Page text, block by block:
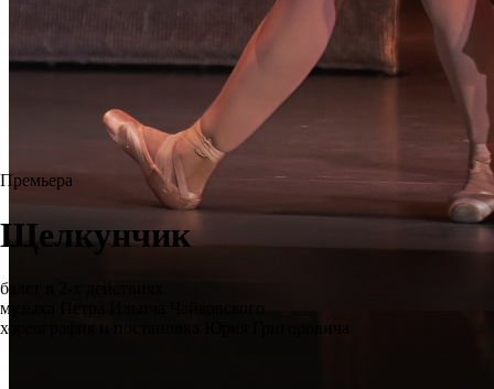
Премьера
Щелкунчик
балет в 2-х действиях
музыка Петра Ильича Чайковского
хореография и постановка Юрия Григоровича